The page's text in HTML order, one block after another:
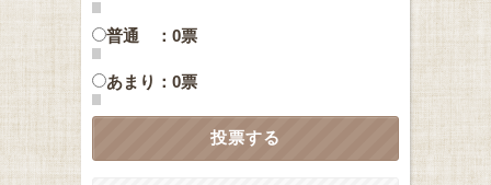
普通 ：0票
あまり：0票